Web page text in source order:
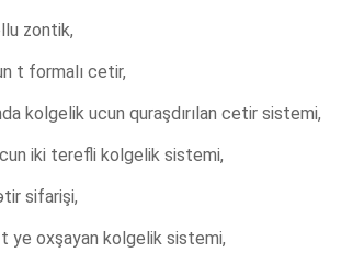
zontik,
t formalı cetir,
kolgelik ucun quraşdırılan cetir sistemi,
iki terefli kolgelik sistemi,
sifarişi,
ye oxşayan kolgelik sistemi,